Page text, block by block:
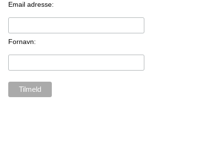
Email adresse:
Fornavn: